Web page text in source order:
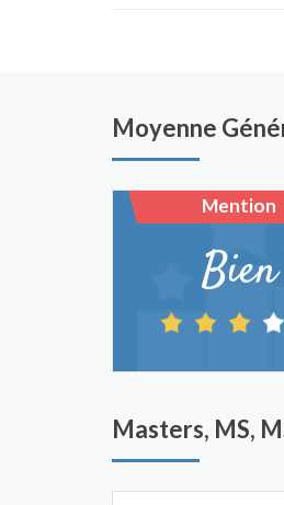
Moyenne
Mention
Bien
Masters, MS,